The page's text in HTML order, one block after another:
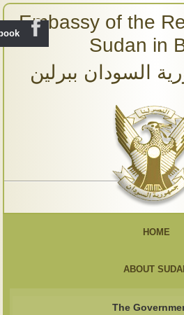
Embassy of the
Sudan in
السودان ببرلين
HOME
ABOUT
The